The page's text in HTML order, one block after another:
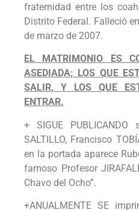
fraternidad entre los
Distrito Federal. Falleció
de marzo de 2007.
EL MATRIMONIO ES
ASEDIADA; LOS QUE
SALIR, Y LOS QUE
ENTRAR.
+ SIGUE
SALTILLO, Francisco
en la portada aparece
famoso Profesor
Chavo del Ocho”.
+ANUALMENTE SE